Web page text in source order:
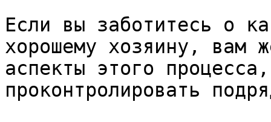
Если вы заботитесь о
хорошему хозяину, вам
аспекты этого
проконтролировать